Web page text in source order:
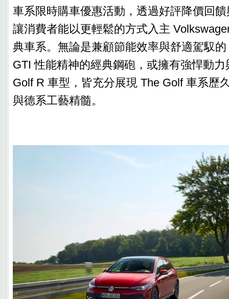
車系限時購車優惠活動，透過好評降價回
讓消費者能以更輕鬆的方式入主
典車系。無論是兼顧節能效率與舒適駕馭
GTI 性能精神的經典鋼砲，或擁有強悍動
Golf R 車型，皆充分展現 The Golf 車系歷
與德系工藝精髓。